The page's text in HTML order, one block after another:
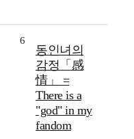
6
동인녀의
감정「感
情」 =
There is a
"god" in my
fandom